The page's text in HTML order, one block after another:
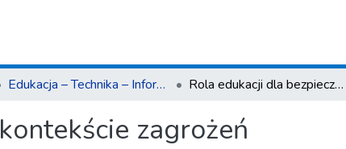
Edukacja – Technika – Informatyka nr 1(27)2019 Rola edukacji dla bezpieczeństwa w kontekście zagrożeń cyberprzestępczością
zagrożeń